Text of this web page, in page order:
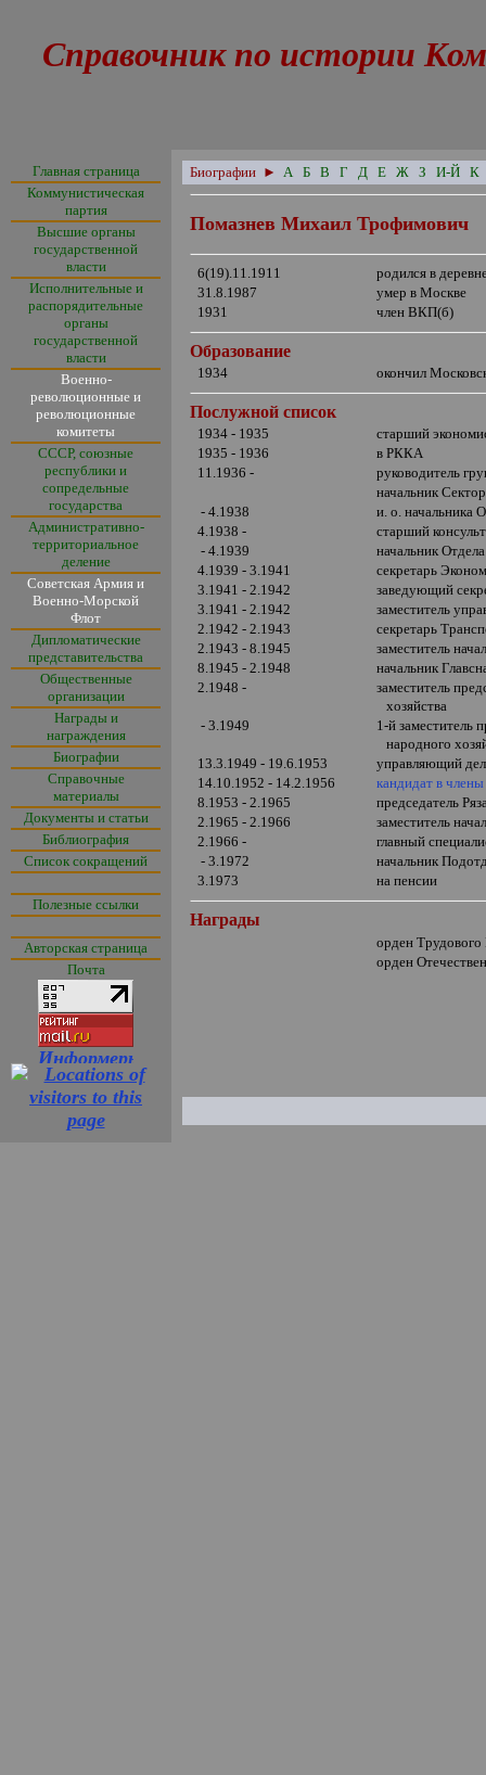
Справочник по истории
Главная страница
Коммунистическая
партия
Высшие органы
государственной
власти
Исполнительные и
распорядительные
органы
государственной
власти
Военно-
революционные и
революционные
комитеты
СССР, союзные
республики и
сопредельные
государства
Административно-
территориальное
деление
Советская Армия и
Военно-Морской
Флот
Дипломатические
представительства
Общественные
организации
Награды и
награждения
Биографии
Справочные
материалы
Документы и статьи
Библиография
Список сокращений
Полезные ссылки
Авторская страница
Почта
Биографии ► А Б В Г Д Е Ж З И-Й К
Помазнев Михаил Трофимович
6(19).11.1911
родился в
31.8.1987
умер в Москве
1931
член ВКП(б)
Образование
1934 окончил
Послужной список
1934 - 1935
старший
1935 - 1936
в РККА
11.1936 -
руководитель
начальник
- 4.1938
и. о. начальника
4.1938 -
старший
- 4.1939
начальник
4.1939 - 3.1941
секретарь
3.1941 - 2.1942
заведующий
3.1941 - 2.1942
заместитель
2.1942 - 2.1943
секретарь
2.1943 - 8.1945
заместитель
8.1945 - 2.1948
начальник
2.1948 -
заместитель
хозяйства
- 3.1949
1-й заместитель
народного
13.3.1949 - 19.6.1953
управляющий
14.10.1952 - 14.2.1956
кандидат в
8.1953 - 2.1965
председатель
2.1965 - 2.1966
заместитель
2.1966 -
главный
- 3.1972
начальник
3.1973
на пенсии
Награды
орден
орден